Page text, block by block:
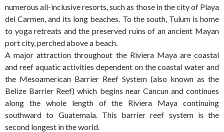
numerous all-inclusive resorts, such as those in the city of Playa
del Carmen, and its long beaches. To the south, Tulum is home
to yoga retreats and the preserved ruins of an ancient Mayan
port city, perched above a beach.
A major attraction throughout the Riviera Maya are coastal
and reef aquatic activities dependent on the coastal water and
the Mesoamerican Barrier Reef System (also known as the
Belize Barrier Reef) which begins near Cancun and continues
along the whole length of the Riviera Maya continuing
southward to Guatemala. This barrier reef system is the
second longest in the world.